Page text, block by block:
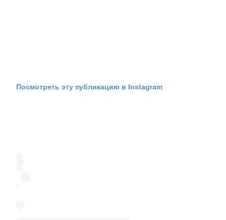
Посмотреть эту публикацию в Instagram